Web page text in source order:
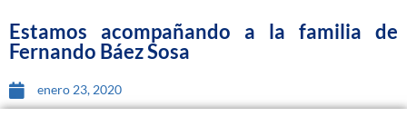
Estamos acompañando a la familia de
Fernando Báez Sosa
enero 23, 2020